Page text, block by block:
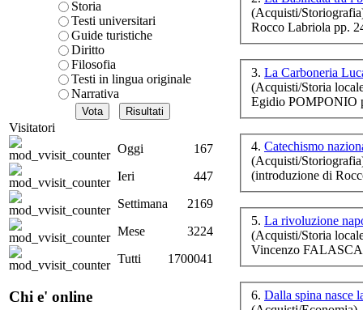
Storia
Testi universitari
Guide turistiche
Diritto
Filosofia
Testi in lingua originale
Narrativa
Visitatori
Oggi
167
Ieri
447
Settimana
2169
Mese
3224
Tutti
1700041
Chi e' online
cURL error 28: Failed
80 after 7121 ms:
(Acquisti/
Rocco Labriola pp.
3. La Carboneria
(Acquisti/Storia
Egidio POMPONIO
4. Catechismo
(Acquisti/
(introduzione di
5. La rivoluzione
(Acquisti/Storia
Vincenzo
6. Dalla spina nasce